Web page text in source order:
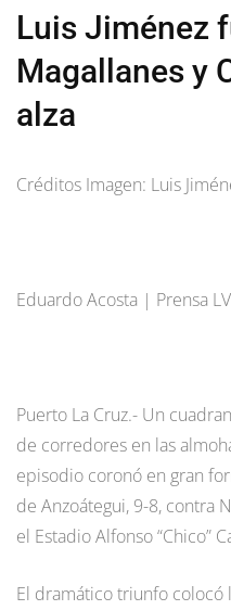
Luis Jiménez
Magallanes y
alza
Créditos Imagen: Luis
Eduardo Acosta | Prensa
Puerto La Cruz.- Un
de corredores en las
episodio coronó en gran
de Anzoátegui, 9-8, contra
el Estadio Alfonso “Chico”
El dramático triunfo colocó